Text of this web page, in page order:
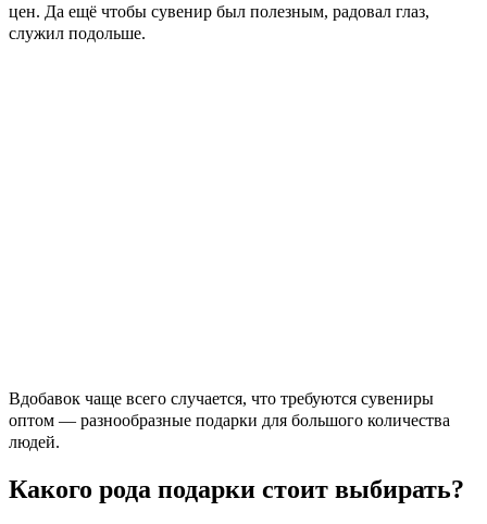
цен. Да ещё чтобы сувенир был полезным, радовал глаз,
служил подольше.
Вдобавок чаще всего случается, что требуются сувениры
оптом — разнообразные подарки для большого количества
людей.
Какого рода подарки стоит выбирать?